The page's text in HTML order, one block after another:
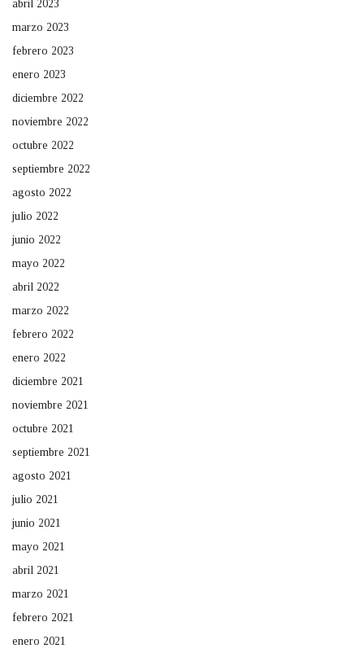
abril 2023
marzo 2023
febrero 2023
enero 2023
diciembre 2022
noviembre 2022
octubre 2022
septiembre 2022
agosto 2022
julio 2022
junio 2022
mayo 2022
abril 2022
marzo 2022
febrero 2022
enero 2022
diciembre 2021
noviembre 2021
octubre 2021
septiembre 2021
agosto 2021
julio 2021
junio 2021
mayo 2021
abril 2021
marzo 2021
febrero 2021
enero 2021